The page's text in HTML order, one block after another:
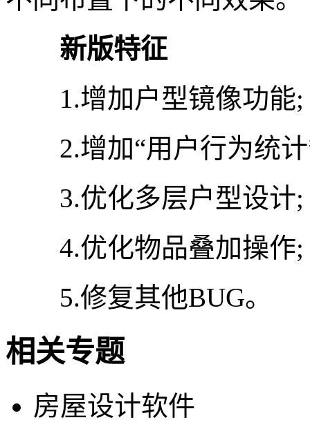
新版特征
1.增加户型镜像功能;
2.增加“用户行为统计
3.优化多层户型设计;
4.优化物品叠加操作;
5.修复其他BUG。
相关专题
房屋设计软件